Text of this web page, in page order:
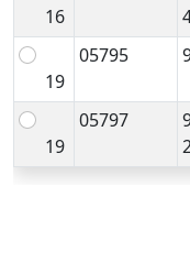
16
19
05795
19
05797